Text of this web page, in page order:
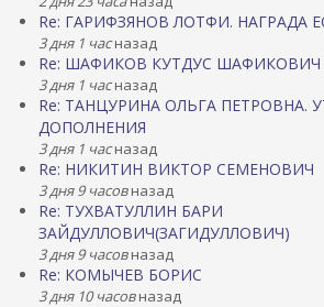
Re: ГАРИФЗЯНОВ ЛОТФИ. НАГРАДА
3 дня 1 часназад
Re: ШАФИКОВ КУТДУС ШАФИКОВИЧ
3 дня 1 часназад
Re: ТАНЦУРИНА ОЛЬГА ПЕТРОВНА.
ДОПОЛНЕНИЯ
3 дня 1 часназад
Re: НИКИТИН ВИКТОР СЕМЕНОВИЧ
3 дня 9 часовназад
Re: ТУХВАТУЛЛИН БАРИ
ЗАЙДУЛЛОВИЧ(ЗАГИДУЛЛОВИЧ)
3 дня 9 часовназад
Re: КОМЫЧЕВ БОРИС
3 дня 10 часовназад